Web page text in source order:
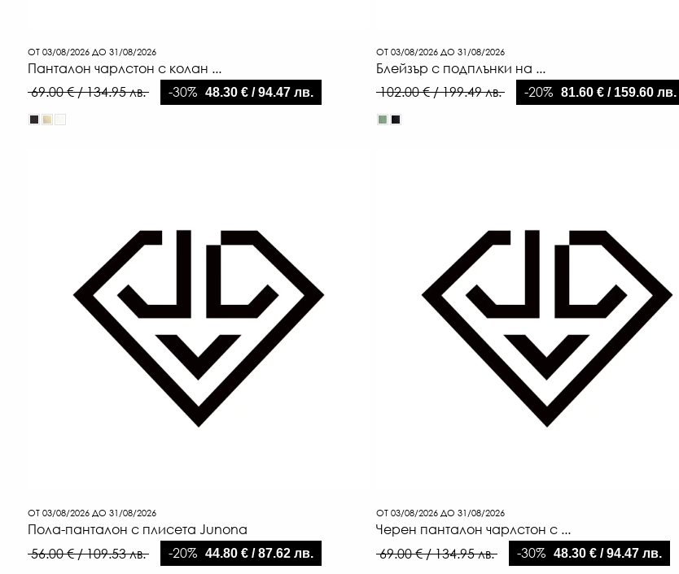
ОТ 03/08/2026 ДО 31/08/2026
Панталон чарлстон с колан ...
69.00 € / 134.95 лв.
-30% 48.30 € / 94.47 лв.
ОТ 03/08/2026 ДО 31/08/2026
Блейзър с подплънки на ...
102.00 € / 199.49 лв.
-20% 81.60 € / 159.60 лв.
ОТ 03/08/2026 ДО 31/08/2026
Пола-панталон с плисета Junona
56.00 € / 109.53 лв.
-20% 44.80 € / 87.62 лв.
ОТ 03/08/2026 ДО 31/08/2026
Черен панталон чарлстон с ...
69.00 € / 134.95 лв.
-30% 48.30 € / 94.47 лв.